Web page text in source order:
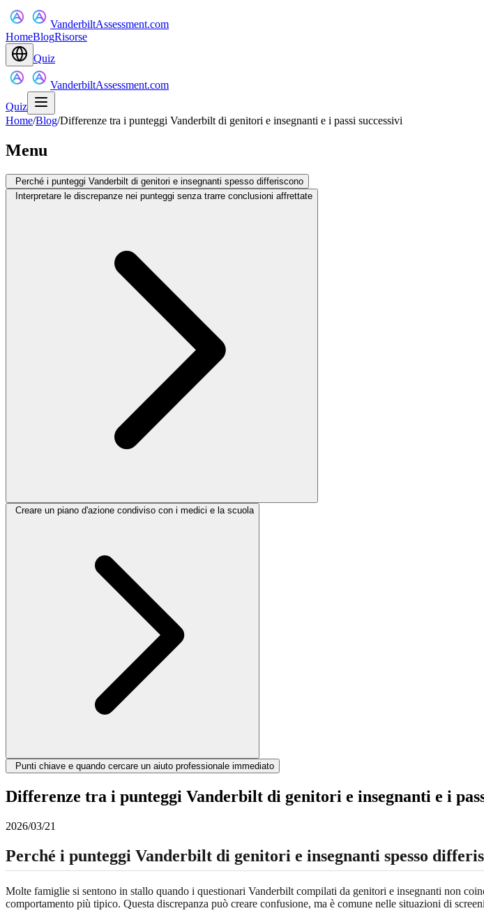
VanderbiltAssessment.com
HomeBlogRisorse
Quiz
VanderbiltAssessment.com
Quiz
Home/Blog/Differenze tra i punteggi Vanderbilt di genitori e insegnanti e i passi successivi
Menu
Perché i punteggi Vanderbilt di genitori e insegnanti spesso differiscono
Interpretare le discrepanze nei punteggi senza trarre conclusioni affrettate
Creare un piano d'azione condiviso con i medici e la scuola
Punti chiave e quando cercare un aiuto professionale immediato
Differenze tra i punteggi Vanderbilt di genitori e insegnanti e i
2026/03/21
Perché i punteggi Vanderbilt di genitori e insegnanti spesso
Molte famiglie si sentono in stallo quando i questionari Vanderbilt compilati da genitori e insegnanti non
comportamento più tipico. Questa discrepanza può creare confusione, ma è comune nelle situazioni di